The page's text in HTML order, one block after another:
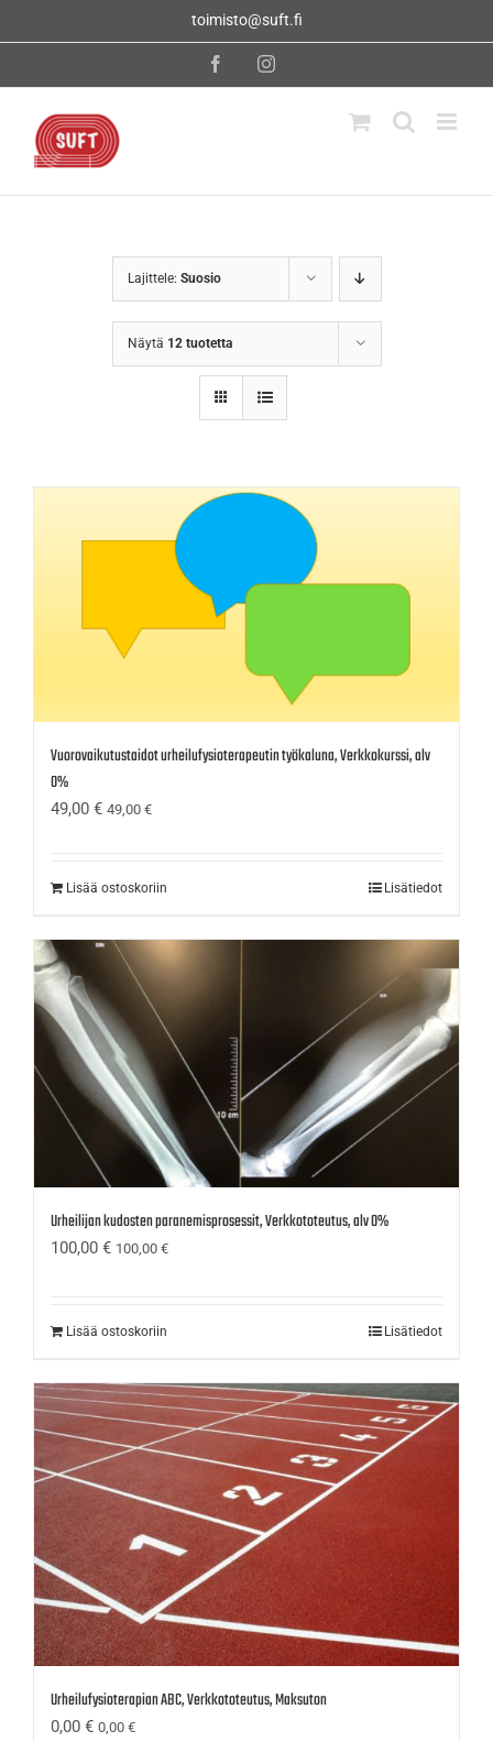
toimisto@suft.fi
FacebookInstagram
Lajittele: Suosio
Näytä 12 tuotetta
Vuorovaikutustaidot urheilufysioterapeutin työkaluna, Verkkokurssi, alv
0%
49,00 € 49,00 €
Lisää ostoskoriin Lisätiedot
Urheilijan kudosten paranemisprosessit, Verkkototeutus, alv 0%
100,00 € 100,00 €
Lisää ostoskoriin Lisätiedot
Urheilufysioterapian ABC, Verkkototeutus, Maksuton
0,00 € 0,00 €